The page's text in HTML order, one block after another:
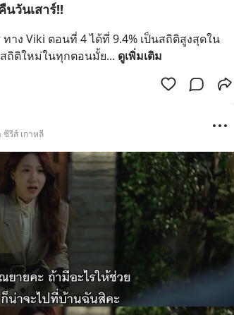
นวันเสาร์!!
าง Viki ตอนที่ 4 ได้ที่ 9.4% เป็นสถิติสูงสุดใน
ถิติใหม่ในทุกตอนมั้ย... ดูเพิ่มเติม
ซีรีส์ เกาหลี